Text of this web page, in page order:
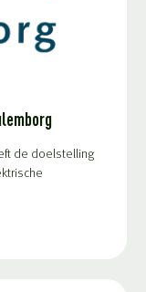
de doelstelling